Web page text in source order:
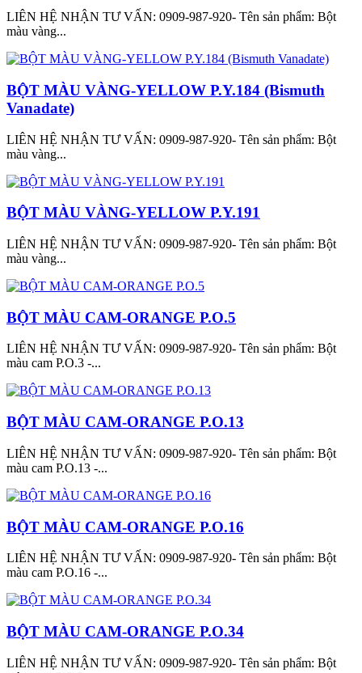
LIÊN HỆ NHẬN TƯ VẤN: 0909-987-920- Tên sản phẩm: Bột
màu vàng...
BỘT MÀU VÀNG-YELLOW P.Y.184 (Bismuth
Vanadate)
LIÊN HỆ NHẬN TƯ VẤN: 0909-987-920- Tên sản phẩm: Bột
màu vàng...
BỘT MÀU VÀNG-YELLOW P.Y.191
LIÊN HỆ NHẬN TƯ VẤN: 0909-987-920- Tên sản phẩm: Bột
màu vàng...
BỘT MÀU CAM-ORANGE P.O.5
LIÊN HỆ NHẬN TƯ VẤN: 0909-987-920- Tên sản phẩm: Bột
màu cam P.O.3 -...
BỘT MÀU CAM-ORANGE P.O.13
LIÊN HỆ NHẬN TƯ VẤN: 0909-987-920- Tên sản phẩm: Bột
màu cam P.O.13 -...
BỘT MÀU CAM-ORANGE P.O.16
LIÊN HỆ NHẬN TƯ VẤN: 0909-987-920- Tên sản phẩm: Bột
màu cam P.O.16 -...
BỘT MÀU CAM-ORANGE P.O.34
LIÊN HỆ NHẬN TƯ VẤN: 0909-987-920- Tên sản phẩm: Bột